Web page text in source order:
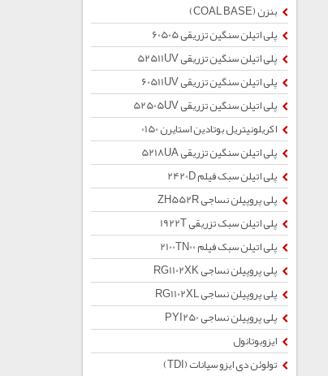
بنزن (COAL BASE)
پلی اتیلن سنگین تزریقی 60505
پلی اتیلن سنگین تزریقی 52511UV
پلی اتیلن سنگین تزریقی 60511UV
پلی اتیلن سنگین تزریقی 52505UV
اکریلونیتریل بوتادین استایرن 0150
پلی اتیلن سنگین تزریقی 5218UA
پلی اتیلن سبک فیلم 2420D
پلی پروپیلن نساجی ZH552R
پلی اتیلن سبک تزریقی 1922T
پلی اتیلن سبک فیلم 2100TN00
پلی پروپیلن نساجی RG1102XK
پلی پروپیلن نساجی RG1102XL
پلی پروپیلن نساجی PYI250
ایزوبوتانول
تولوئن دی ایزو سیانات (TDI)